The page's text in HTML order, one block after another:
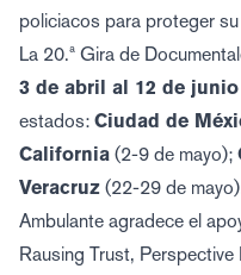
policiacos para proteger
La 20.ª Gira de
3 de abril al 12 de junio
estados: Ciudad de
California (2-9 de mayo);
Veracruz (22-29 de
Ambulante agradece el
Rausing Trust,